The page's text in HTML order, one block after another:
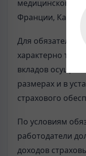
медицинского
Франции,
Для
характерно то,
вкладов
размерах и в
страхового
По условиям
работодатели
доходов